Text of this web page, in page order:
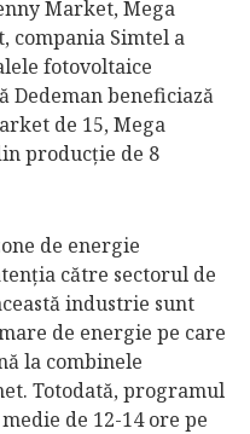
Market, Mega
com­pania Simtel a
fotovoltaice
Dedeman beneficiază
de 15, Mega
producţie de 8
de energie
către sectorul de
industrie sunt
de energie pe care
la combinele
Totodată, pro­gramul
de 12-14 ore pe